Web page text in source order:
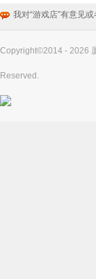
我对“游戏店”有意见或
Copyright©2014 - 2026
Reserved.